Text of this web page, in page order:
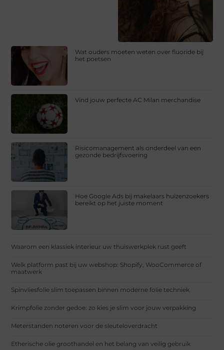
Wat ouders moeten weten over fluoride bij
het poetsen
Vind jouw perfecte AC Milan merchandise
Risicomanagement als onderdeel van een
gezonde bedrijfsvoering
Hoe Google Ads bij makelaars huizenzoekers
bereikt op het juiste moment
Waarom een klassiek interieur uw thuiswerkplek rust geeft
Welk platform past bij uw webshop: Shopify, WooCommerce of
maatwerk
Spinvliesfolie slim toepassen binnen moderne folie techniek
Krimpfolie zonder gedoe: zo kies je slim voor jouw verpakking
Meterstanden noteren voor de sleuteloverdracht
Etherische olie groothandel en het belang van veilig gebruik